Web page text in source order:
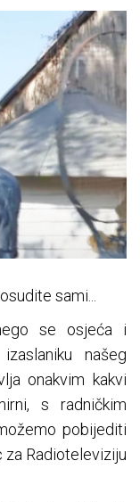
sami...
se osjeća i
našeg
onakvim kakvi
s radničkim
pobijediti
za Radioteleviziju